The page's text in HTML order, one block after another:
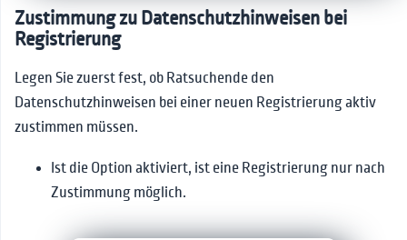
Zustimmung zu Datenschutzhinweisen bei
Registrierung
Legen Sie zuerst fest, ob Ratsuchende den
Datenschutzhinweisen bei einer neuen Registrierung aktiv
zustimmen müssen.
Ist die Option aktiviert, ist eine Registrierung nur nach
Zustimmung möglich.